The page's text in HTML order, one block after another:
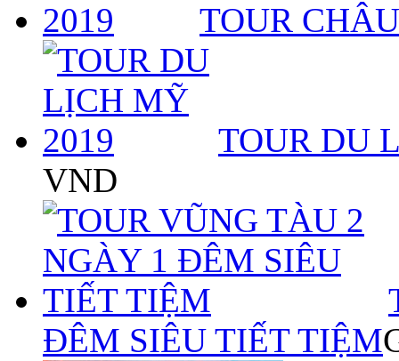
TOUR
TOUR DU
VND
ĐÊM SIÊU TIẾT TIỆM